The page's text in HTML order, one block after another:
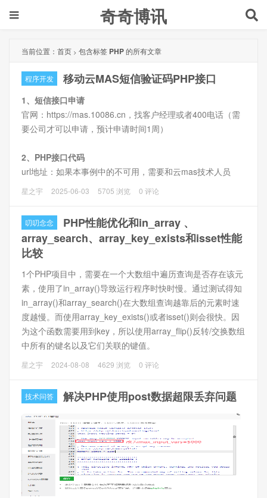
奇奇博讯
当前位置： 首页 > 包含标签 PHP的所有文章
程序开发 移动云MAS短信验证码PHP接口
1、短信接口申请
官网：https://mas.10086.cn，找客户经理或者400电话（需
要公司才可以申请，预计申请时间1周）
2、PHP接口代码
url地址：如果本事例中的不可用，需要和云mas技术人员
要。（部门接口url不对可能有报错提示，之前使用
InvalidUsrOrPwd）
星之宇 2025-06-03 5705 浏览 0 评论
叨叨念念
PHP性能优化和in_array 、
array_search、array_key_exists和isset性能
比较
1个PHP项目中，需要在一个大数组中遍历查询是否存在该元
素，使用了in_array()导致运行程序时快时慢。通过测试得知
in_array()和array_search()在大数组查询越靠后的元素时速
度越慢。而使用array_key_exists()或者isset()则会很快。因
为这个函数需要用到key，所以使用array_flip()反转/交换数组
中所有的键名以及它们关联的键值。
PHP 8.3.7和阿里云99元云主机。
星之宇 2024-08-08 4629 浏览 0 评论
技术问答 解决PHP使用post数据超限丢弃问题